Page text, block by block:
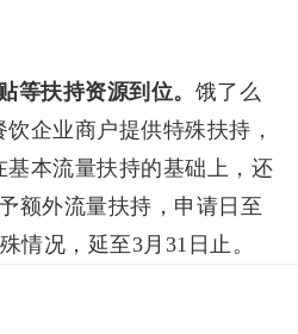
等扶持资源到位。 饿了么
企业商户提供特殊扶持，
本流量扶持的基础上，还
额外流量扶持，申请日至
情况，延至3月31日止。